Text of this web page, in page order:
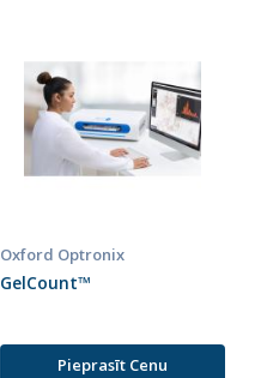
Oxford Optronix
GelCount™
Pieprasīt Cenu